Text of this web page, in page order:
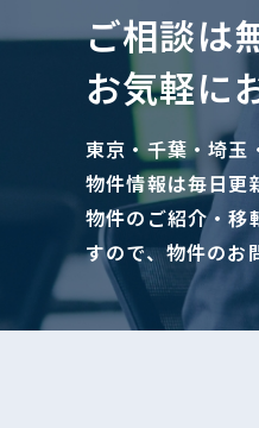
ご相談は
お気軽に
東京・千葉・埼玉
物件情報は毎日更
物件のご紹介・移
すので、物件のお